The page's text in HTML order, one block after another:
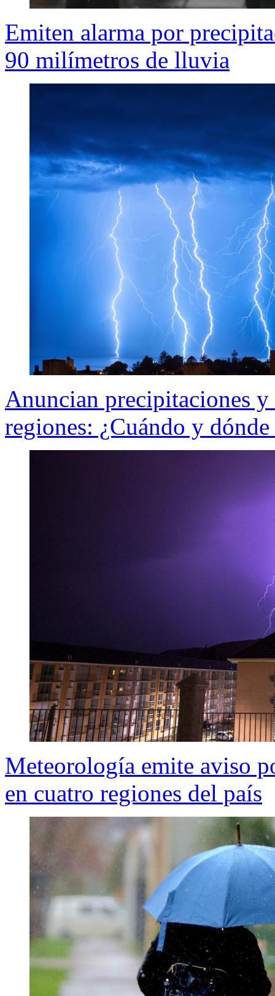
Emiten alarma por
90 milímetros de lluvia
Anuncian precipitaciones
regiones: ¿Cuándo y
Meteorología emite aviso
en cuatro regiones del país